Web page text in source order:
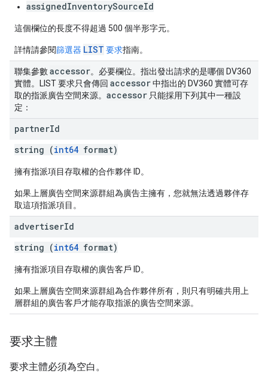
assignedInventorySourceId
這個欄位的長度不得超過 500 個半形字元。
詳情請參閱篩選器 LIST 要求指南。
聯集參數accessor。必要欄位。指出發出請求的是哪個 DV360
實體。LIST 要求只會傳回 accessor中指出的 DV360 實體可存
取的指派廣告空間來源。 accessor 只能採用下列其中一種設
定：
partnerId
string (int64 format)
擁有指派項目存取權的合作夥伴 ID。
如果上層廣告空間來源群組為廣告主擁有，您就無法透過夥伴存
取這項指派項目。
advertiserId
string (int64 format)
擁有指派項目存取權的廣告客戶 ID。
如果上層廣告空間來源群組為合作夥伴所有，則只有明確共用上
層群組的廣告客戶才能存取指派的廣告空間來源。
要求主體
要求主體必須為空白。